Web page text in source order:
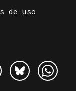
de uso